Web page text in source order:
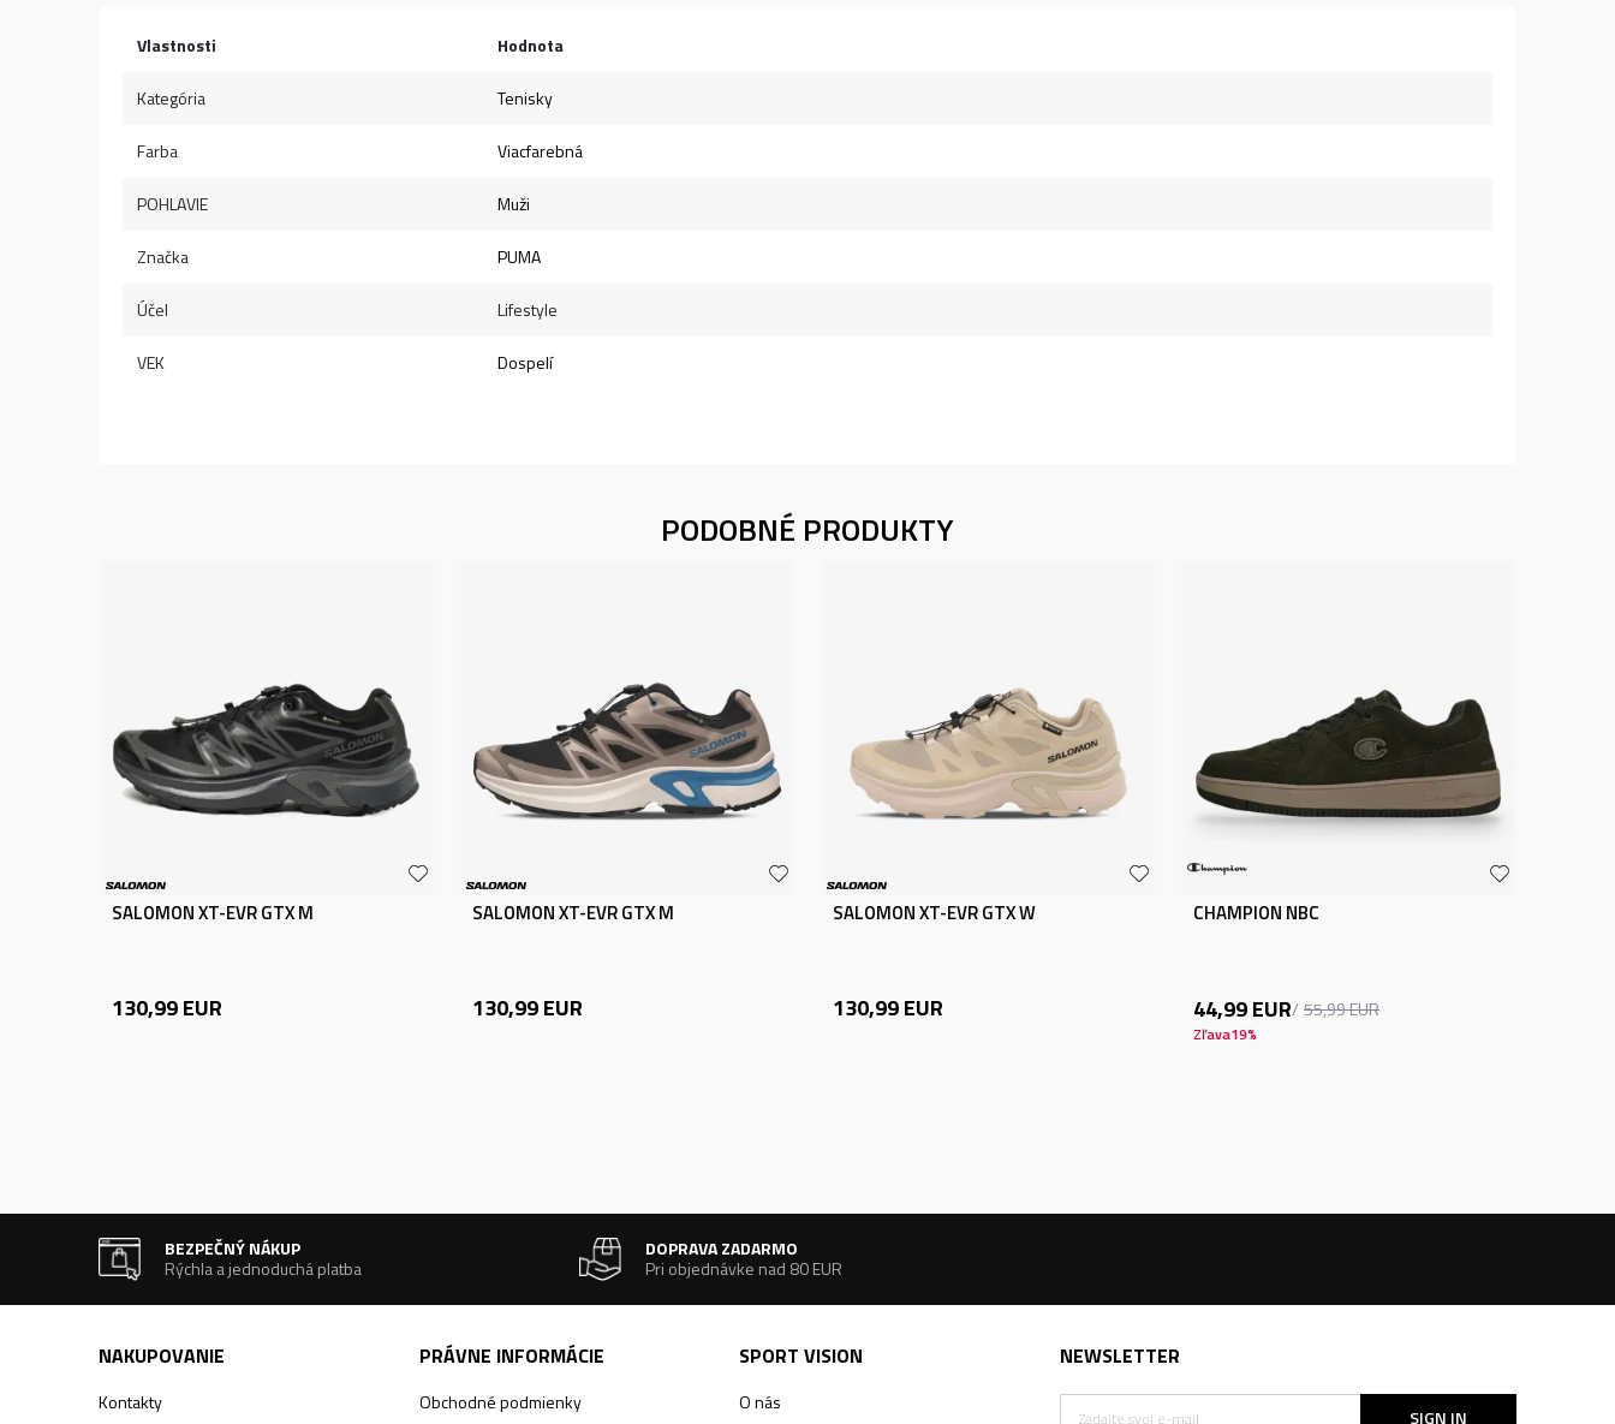
Vlastnosti Hodnota
Kategória Tenisky
Farba Viacfarebná
POHLAVIE Muži
Značka PUMA
Účel Lifestyle
VEK Dospelí
PODOBNÉ PRODUKTY
SALOMON XT-EVR GTX M
130,99EUR
SALOMON XT-EVR GTX M
130,99EUR
SALOMON XT-EVR GTX W
130,99EUR
CHAMPION NBC
44,99EUR 55,99EUR
Zľava19%
BEZPEČNÝ NÁKUP
Rýchla a jednoduchá platba
DOPRAVA ZADARMO
Pri objednávke nad 80 EUR
NAKUPOVANIE
Kontakty
PRÁVNE INFORMÁCIE
Obchodné podmienky
SPORT VISION
O nás
NEWSLETTER
SIGN IN